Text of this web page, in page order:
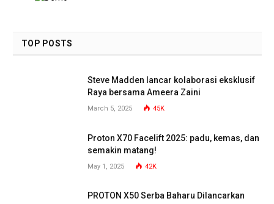
TOP POSTS
Steve Madden lancar kolaborasi eksklusif
Raya bersama Ameera Zaini
March 5, 2025 45K
Proton X70 Facelift 2025: padu, kemas, dan
semakin matang!
May 1, 2025 42K
PROTON X50 Serba Baharu Dilancarkan